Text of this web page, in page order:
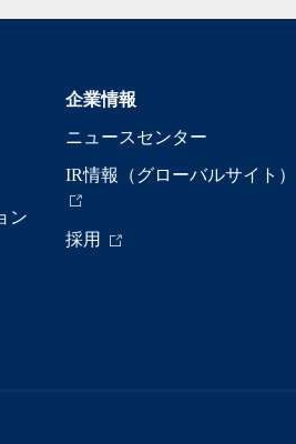
ン
企業情報
ニュースセンター
IR情報（グローバルサイト）
採用